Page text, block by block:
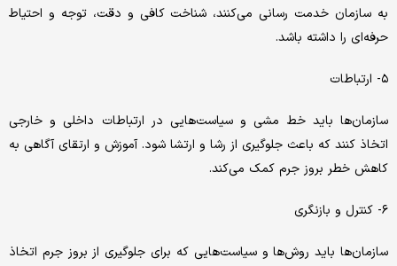
به سازمان خدمت رسانی می‌کنند، شناخت کافی و دقت، توجه و احتیاط
حرفه‌ای را داشته باشد.
۵- ارتباطات
سازمان‌ها باید خط مشی و سیاست‌هایی در ارتباطات داخلی و خارجی
اتخاذ کنند که باعث جلوگیری از رشا و ارتشا شود. آموزش و ارتقای آگاهی به
کاهش خطر بروز جرم کمک می‌کند.
۶- کنترل و بازنگری
سازمان‌ها باید روش‌ها و سیاست‌هایی که برای جلوگیری از بروز جرم اتخاذ